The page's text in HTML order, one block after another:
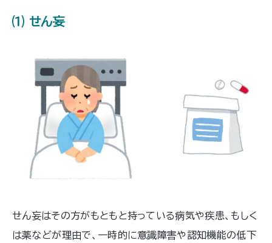
解できていることでしょう。大切なの
ために必要な知識を一緒に確認してい
きましょう。
⑴ せん妄
せん妄はその方がもともと持っている病気や疾患、もしく
は薬などが理由で、一時的に意識障害や認知機能の低下